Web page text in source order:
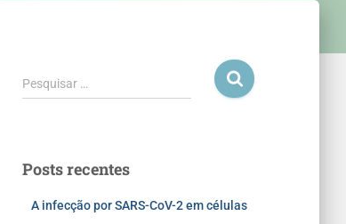
Pesquisar …
Posts recentes
A infecção por SARS-CoV-2 em células